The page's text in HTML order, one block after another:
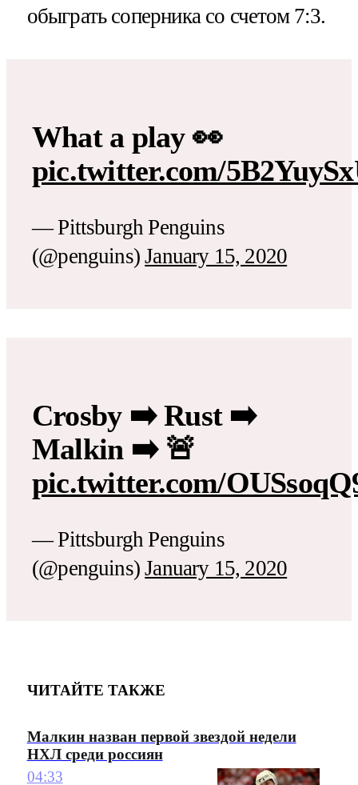
обыграть соперника со счетом 7:3.
What a play 👀
pic.twitter.com/
— Pittsburgh Penguins
(@penguins)January 15, 2020
Crosby ➡️ Rust ➡️
Malkin ➡️ 🚨
pic.twitter.com/
— Pittsburgh Penguins
(@penguins)January 15, 2020
ЧИТАЙТЕ ТАКЖЕ
Малкин назван первой звездой недели
НХЛ среди россиян
04:33